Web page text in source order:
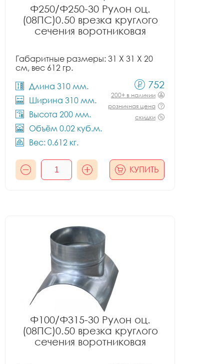
Ф250/Ф250-30 Рулон оц.
(08ПС)0.50 врезка круглого
сечения воротниковая
Габаритные размеры: 31 X 31 X 20
см, вес 612 гр.
Длина 310 мм.
Ширина 310 мм.
Высота 200 мм.
Объём 0.02 куб.м.
Вес: 0.612 кг.
752
200+ в наличии
розничная цена
скидки
КУПИТЬ
Ф100/Ф315-30 Рулон оц.
(08ПС)0.50 врезка круглого
сечения воротниковая